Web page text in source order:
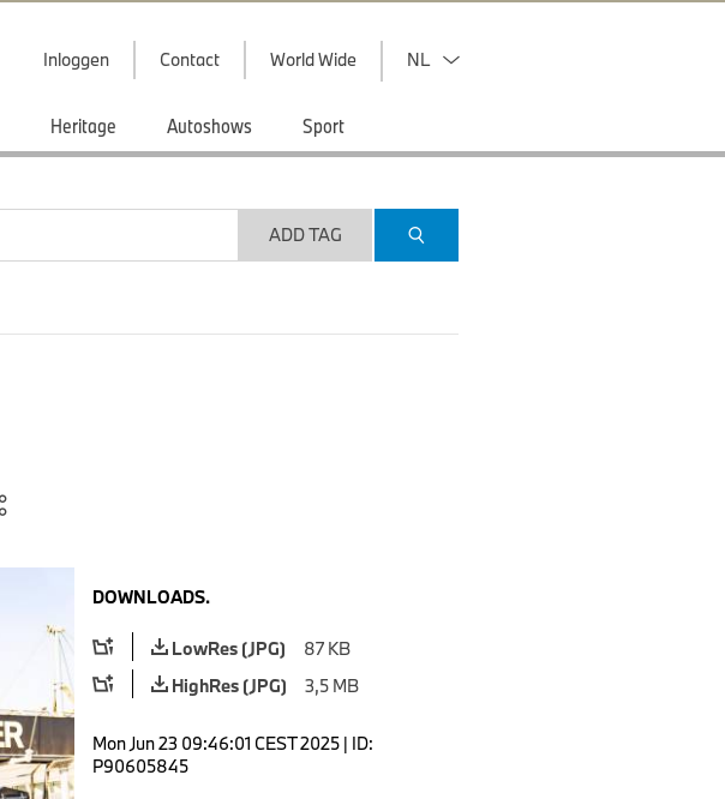
Inloggen Contact World Wide NL
Heritage Autoshows Sport
ADD TAG
DOWNLOADS.
LowRes (JPG)
87 KB
HighRes (JPG)
3,5 MB
Mon Jun 23 09:46:01 CEST 2025 | ID:
P90605845